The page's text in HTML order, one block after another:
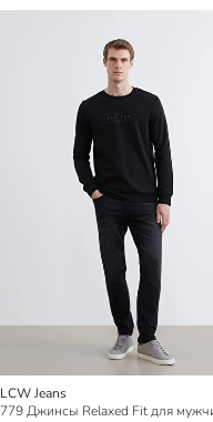
LCW Jeans
779 Джинсы Relaxed Fit для